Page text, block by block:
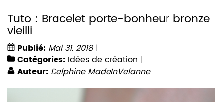
Tuto : Bracelet porte-bonheur bronze
vieilli
Publié: Mai 31, 2018
Catégories: Idées de création
Auteur: Delphine MadeInVelanne